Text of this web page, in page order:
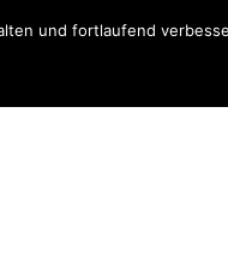
und fortlaufend